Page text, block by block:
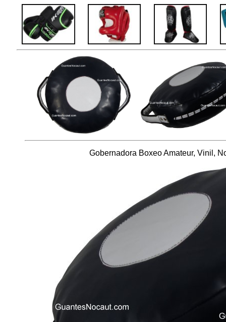
Gobernadora Boxeo Amateur, Vinil,